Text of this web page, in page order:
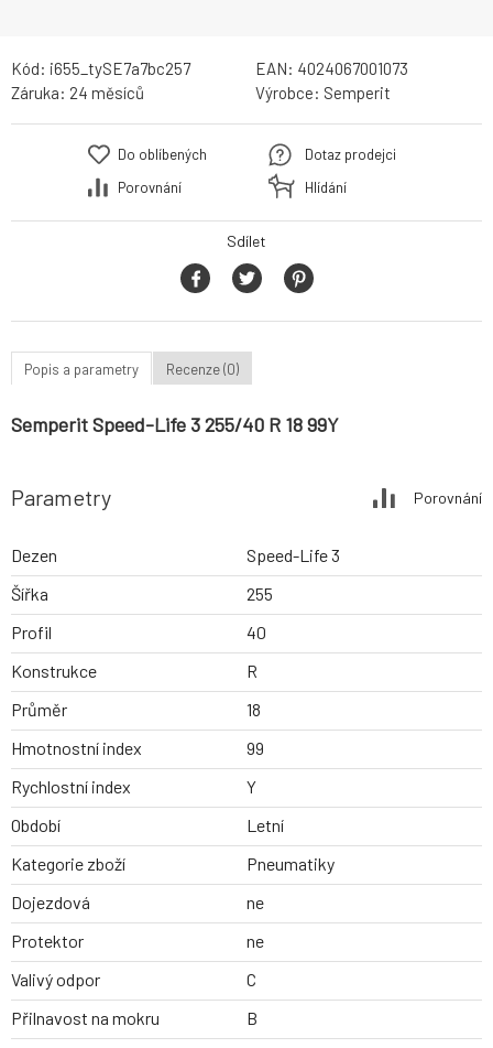
Kód: i655_tySE7a7bc257 EAN: 4024067001073
Záruka: 24 měsíců Výrobce: Semperit
Do oblíbených
Porovnání
Dotaz prodejci
Hlídání
Sdílet
Popis a parametry Recenze (0)
Semperit Speed-Life 3 255/40 R 18 99Y
Parametry Porovnání
Dezen
Speed-Life 3
Šířka
255
Profil
40
Konstrukce
R
Průměr
18
Hmotnostní index
99
Rychlostní index
Y
Období
Letní
Kategorie zboží
Pneumatiky
Dojezdová
ne
Protektor
ne
Valivý odpor
C
Přilnavost na mokru
B